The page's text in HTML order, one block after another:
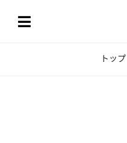
トップ